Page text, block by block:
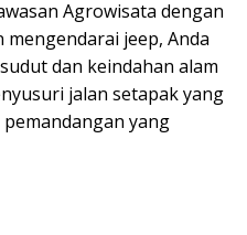
Agrowisata dengan
jeep, Anda
dan keindahan alam
jalan setapak yang
yang